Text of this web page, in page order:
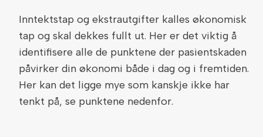
Inntektstap og ekstrautgifter kalles økonomisk
tap og skal dekkes fullt ut. Her er det viktig å
identifisere alle de punktene der pasientskaden
påvirker din økonomi både i dag og i fremtiden.
Her kan det ligge mye som kanskje ikke har
tenkt på, se punktene nedenfor.